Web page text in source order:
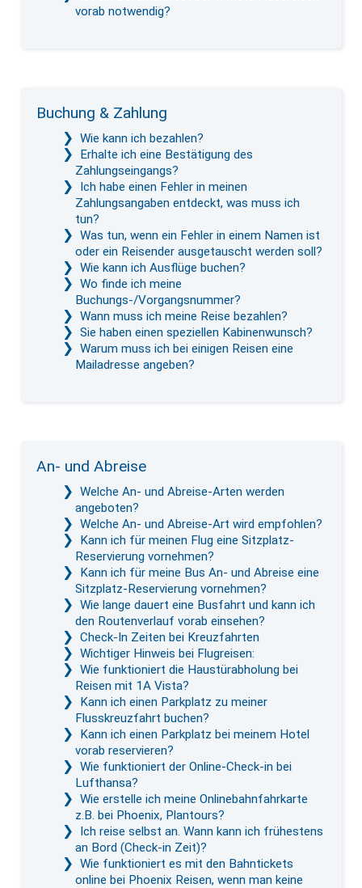
vorab notwendig?
Buchung & Zahlung
Wie kann ich bezahlen?
Erhalte ich eine Bestätigung des
Zahlungseingangs?
Ich habe einen Fehler in meinen
Zahlungsangaben entdeckt, was muss ich
tun?
Was tun, wenn ein Fehler in einem Namen ist
oder ein Reisender ausgetauscht werden soll?
Wie kann ich Ausflüge buchen?
Wo finde ich meine
Buchungs-/Vorgangsnummer?
Wann muss ich meine Reise bezahlen?
Sie haben einen speziellen Kabinenwunsch?
Warum muss ich bei einigen Reisen eine
Mailadresse angeben?
An- und Abreise
Welche An- und Abreise-Arten werden
angeboten?
Welche An- und Abreise-Art wird empfohlen?
Kann ich für meinen Flug eine Sitzplatz-
Reservierung vornehmen?
Kann ich für meine Bus An- und Abreise eine
Sitzplatz-Reservierung vornehmen?
Wie lange dauert eine Busfahrt und kann ich
den Routenverlauf vorab einsehen?
Check-In Zeiten bei Kreuzfahrten
Wichtiger Hinweis bei Flugreisen:
Wie funktioniert die Haustürabholung bei
Reisen mit 1A Vista?
Kann ich einen Parkplatz zu meiner
Flusskreuzfahrt buchen?
Kann ich einen Parkplatz bei meinem Hotel
vorab reservieren?
Wie funktioniert der Online-Check-in bei
Lufthansa?
Wie erstelle ich meine Onlinebahnfahrkarte
z.B. bei Phoenix, Plantours?
Ich reise selbst an. Wann kann ich frühestens
an Bord (Check-in Zeit)?
Wie funktioniert es mit den Bahntickets
online bei Phoenix Reisen, wenn man keine